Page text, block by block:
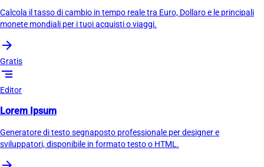
Calcola il tasso di cambio in tempo reale tra Euro, Dollaro e le principali
monete mondiali per i tuoi acquisti o viaggi.
arrow_forward
Gratis
segment
Editor
Lorem Ipsum
Generatore di testo segnaposto professionale per designer e
sviluppatori, disponibile in formato testo o HTML.